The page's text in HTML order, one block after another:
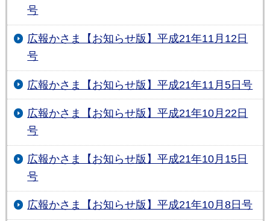
号
広報かさま【お知らせ版】平成21年11月12日
号
広報かさま【お知らせ版】平成21年11月5日号
広報かさま【お知らせ版】平成21年10月22日
号
広報かさま【お知らせ版】平成21年10月15日
号
広報かさま【お知らせ版】平成21年10月8日号